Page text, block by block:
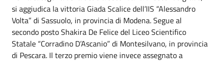
si aggiudica la vittoria Giada Scalice dell’IIS “Alessandro
Volta” di Sassuolo, in provincia di Modena. Segue al
secondo posto Shakira De Felice del Liceo Scientifico
Statale “Corradino D’Ascanio” di Montesilvano, in provincia
di Pescara. Il terzo premio viene invece assegnato a